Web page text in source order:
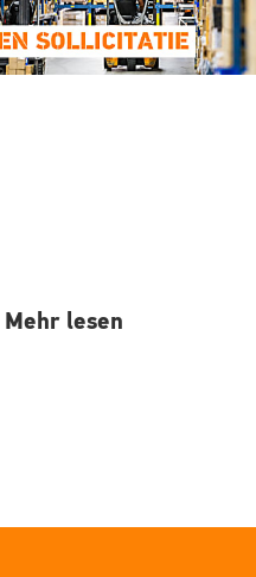
Mehr lesen